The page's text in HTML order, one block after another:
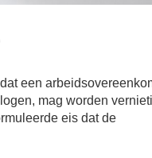
dat een
mag worden
eis dat de